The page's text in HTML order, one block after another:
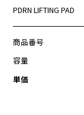
PDRN LIFTING PAD
商品番号
容量
単価